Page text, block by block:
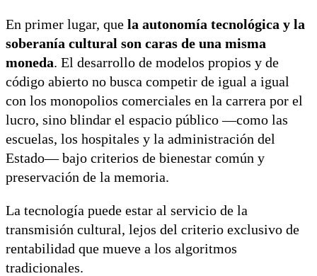
En primer lugar, que la autonomía tecnológica y la
soberanía cultural son caras de una misma
moneda. El desarrollo de modelos propios y de
código abierto no busca competir de igual a igual
con los monopolios comerciales en la carrera por el
lucro, sino blindar el espacio público —como las
escuelas, los hospitales y la administración del
Estado— bajo criterios de bienestar común y
preservación de la memoria.
La tecnología puede estar al servicio de la
transmisión cultural, lejos del criterio exclusivo de
rentabilidad que mueve a los algoritmos
tradicionales.